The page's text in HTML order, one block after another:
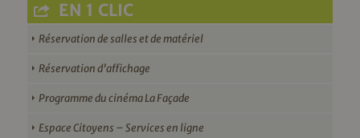
EN 1 CLIC
Réservation de salles et de matériel
Réservation d’affichage
Programme du cinéma La Façade
Espace Citoyens – Services en ligne